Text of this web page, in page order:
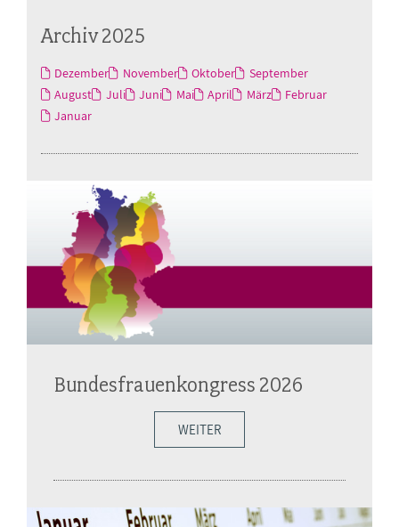
Archiv 2025
Dezember November Oktober
September
August
Juli Juni Mai April März
Februar
Januar
Bundesfrauenkongress 2026
WEITER